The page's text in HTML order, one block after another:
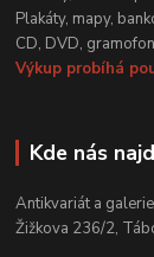
Plakáty, mapy,
CD, DVD,
Výkup probíhá
Kde nás
Antikvariát a
Žižkova 236/2,